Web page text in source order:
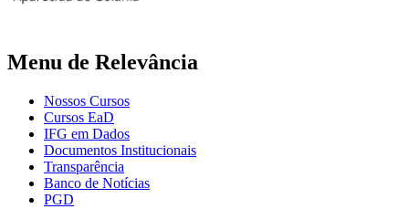
Menu de Relevância
Nossos Cursos
Cursos EaD
IFG em Dados
Documentos Institucionais
Transparência
Banco de Notícias
PGD